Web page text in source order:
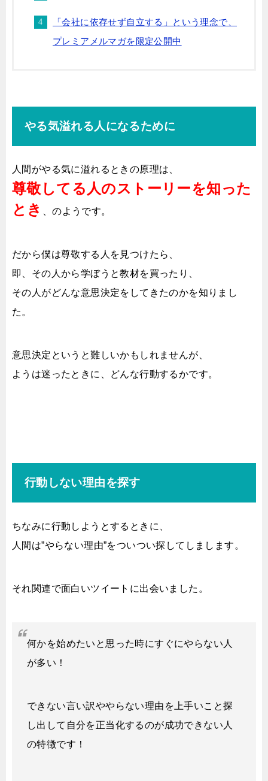
「会社に依存せず自立する」という理念で、
プレミアメルマガを限定公開中
やる気溢れる人になるために
人間がやる気に溢れるときの原理は、
尊敬してる人のストーリーを知った
とき
、のようです。
だから僕は尊敬する人を見つけたら、
即、その人から学ぼうと教材を買ったり、
その人がどんな意思決定をしてきたのかを知りまし
た。
意思決定というと難しいかもしれませんが、
ようは迷ったときに、どんな行動するかです。
行動しない理由を探す
ちなみに行動しようとするときに、
人間は”やらない理由”をついつい探してしまします。
それ関連で面白いツイートに出会いました。
何かを始めたいと思った時にすぐにやらない人
が多い！
できない言い訳ややらない理由を上手いこと探
し出して自分を正当化するのが成功できない人
の特徴です！